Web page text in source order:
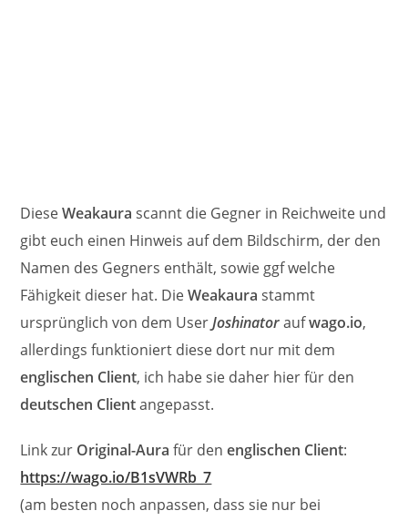
DieseWeakaurascannt die Gegner in Reichweite und
gibt euch einen Hinweis auf dem Bildschirm, der den
Namen des Gegners enthält, sowie ggf welche
Fähigkeit dieser hat. DieWeakaurastammt
ursprünglich von dem UserJoshinatoraufwago.io,
allerdings funktioniert diese dort nur mit dem
englischen Client, ich habe sie daher hier für den
deutschen Clientangepasst.
Link zur Original-Aura für denenglischen Client:
https://wago.io/B1sVWRb_7
(am besten noch anpassen, dass sie nur bei